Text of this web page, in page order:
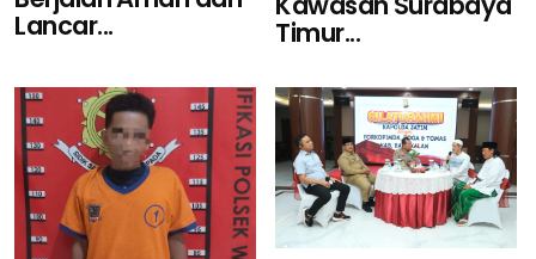
Lancar... Timur...